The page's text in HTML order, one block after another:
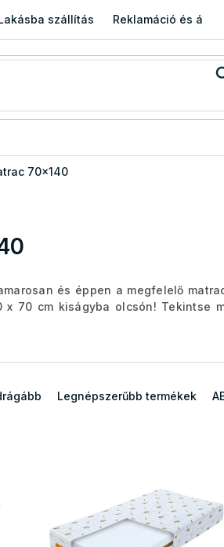
szállítás Reklamáció és áru
70x140
és éppen a megfelelő
x 70 cm kiságyba olcsón! Tekintse
Legnépszerűbb termékek